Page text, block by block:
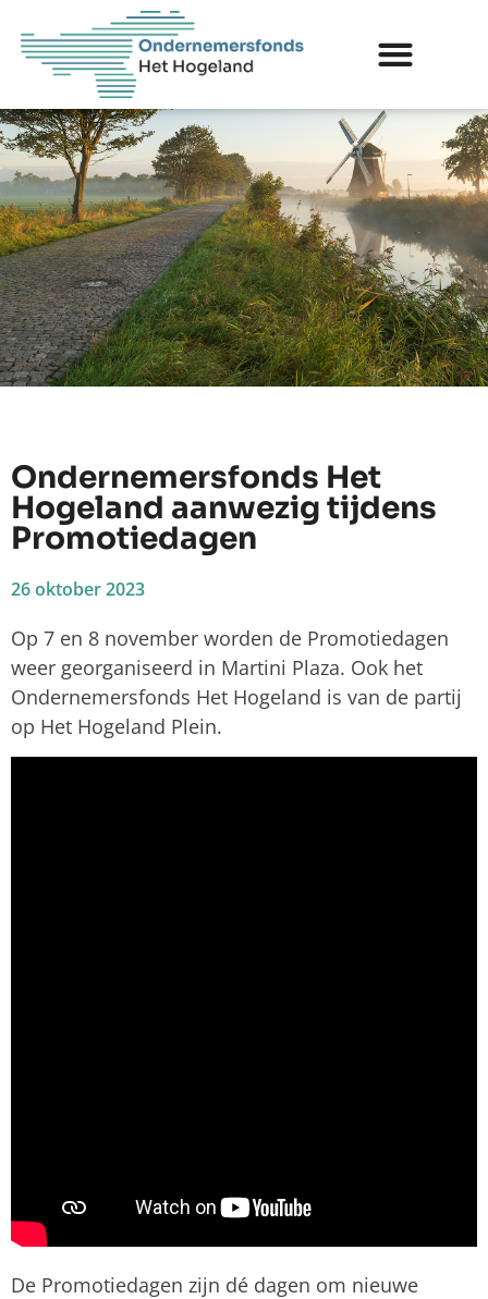
Ondernemersfonds Het
Hogeland aanwezig tijdens
Promotiedagen
26 oktober 2023
Op 7 en 8 november worden de Promotiedagen
weer georganiseerd in Martini Plaza. Ook het
Ondernemersfonds Het Hogeland is van de partij
op Het Hogeland Plein.
De Promotiedagen zijn dé dagen om nieuwe